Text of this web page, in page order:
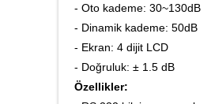
Karbondioksit Ölçer
- Oto kademe: 30~130dB
- Dinamik kademe: 50dB
- Ekran: 4 dijit LCD
- Doğruluk: ± 1.5 dB
Özellikler: